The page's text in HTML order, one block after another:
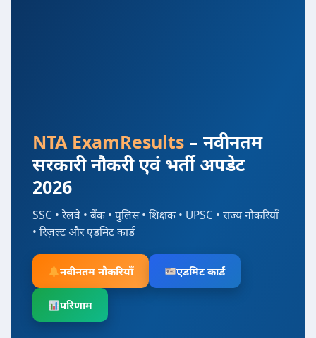
NTA ExamResults – नवीनतम
सरकारी नौकरी एवं भर्ती अपडेट
2026
SSC • रेलवे • बैंक • पुलिस • शिक्षक • UPSC • राज्य नौकरियाँ
• रिज़ल्ट और एडमिट कार्ड
नवीनतम नौकरियाँ एडमिट कार्ड
परिणाम